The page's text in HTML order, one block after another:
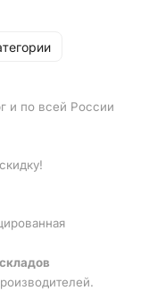
и по всей России